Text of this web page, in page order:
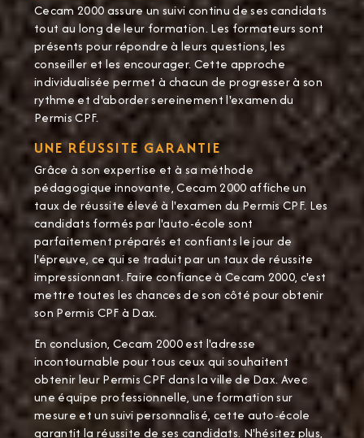
Cecam 2000 assure un suivi continu de ses candidats
tout au long de leur formation. Les formateurs sont
présents pour répondre à leurs questions, les
conseiller et les encourager. Cette approche
individualisée permet à chacun de progresser à son
rythme et d'aborder sereinement l'examen du
Permis CPF.
UNE RÉUSSITE GARANTIE
Grâce à son expertise et à sa méthode
pédagogique innovante, Cecam 2000 affiche un
taux de réussite élevé à l'examen du Permis CPF. Les
candidats formés par l'auto-école sont
parfaitement préparés et confiants le jour de
l'épreuve, ce qui se traduit par un taux de réussite
impressionnant. Faire confiance à Cecam 2000, c'est
mettre toutes les chances de son côté pour obtenir
son Permis CPF à Dax.
En conclusion, Cecam 2000 est l'adresse
incontournable pour tous ceux qui souhaitent
obtenir leur Permis CPF dans la ville de Dax. Avec
une équipe professionnelle, une formation sur
mesure et un suivi personnalisé, cette auto-école
garantit la réussite de ses candidats. N'hésitez plus,